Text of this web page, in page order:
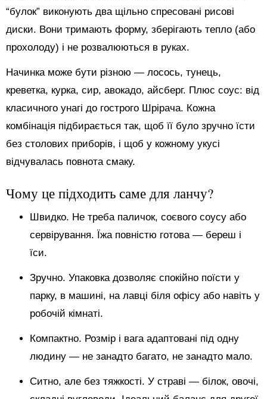
“булок” виконують два щільно спресовані рисові
диски. Вони тримають форму, зберігають тепло (або
прохолоду) і не розвалюються в руках.
Начинка може бути різною — лосось, тунець,
креветка, курка, сир, авокадо, айсберг. Плюс соус: від
класичного унагі до гострого Шрірача. Кожна
комбінація підбирається так, щоб її було зручно їсти
без столових приборів, і щоб у кожному укусі
відчувалась повнота смаку.
Чому це підходить саме для ланчу?
Швидко. Не треба паличок, соєвого соусу або
сервірування. Їжа повністю готова — береш і
їси.
Зручно. Упаковка дозволяє спокійно поїсти у
парку, в машині, на лавці біля офісу або навіть у
робочій кімнаті.
Компактно. Розмір і вага адаптовані під одну
людину — не занадто багато, не занадто мало.
Ситно, але без тяжкості. У страві — білок, овочі,